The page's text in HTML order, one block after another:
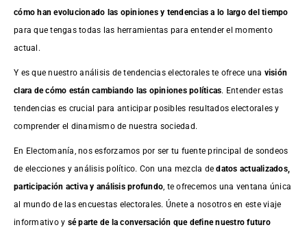
cómo han evolucionado las opiniones y tendencias a lo largo del tiempo
para que tengas todas las herramientas para entender el momento
actual.
Y es que nuestro análisis de tendencias electorales te ofrece una visión
clara de cómo están cambiando las opiniones políticas. Entender estas
tendencias es crucial para anticipar posibles resultados electorales y
comprender el dinamismo de nuestra sociedad.
En Electomanía, nos esforzamos por ser tu fuente principal de sondeos
de elecciones y análisis político. Con una mezcla dedatos actualizados,
participación activa y análisis profundo , te ofrecemos una ventana única
al mundo de las encuestas electorales. Únete a nosotros en este viaje
informativo y sé parte de la conversación que define nuestro futuro